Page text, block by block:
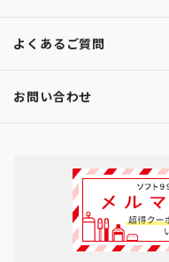
よくあるご質問
お問い合わせ